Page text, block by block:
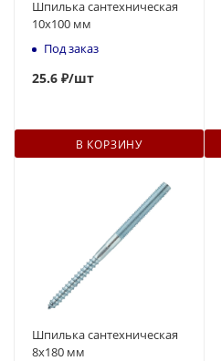
Шпилька сантехническая
10x100 мм
Под заказ
25.6 ₽/шт
В КОРЗИНУ
Шпилька сантехническая
8x180 мм